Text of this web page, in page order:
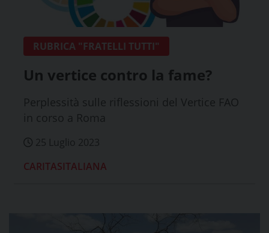
RUBRICA "FRATELLI TUTTI"
Un vertice contro la fame?
Perplessità sulle riflessioni del Vertice FAO
in corso a Roma
25 Luglio 2023
CARITASITALIANA